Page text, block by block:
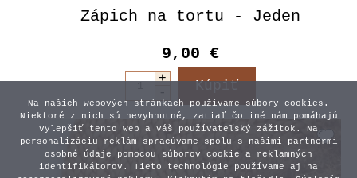
Zápich na tortu - Jeden
9,00 €
Na našich webových stránkach používame súbory cookies.
Niektoré z nich sú nevyhnutné, zatiaľ čo iné nám pomáhajú
vylepšiť tento web a váš používateľský zážitok. Na
personalizáciu reklám spracúvame spolu s našimi partnermi
osobné údaje pomocou súborov cookie a reklamných
identifikátorov. Tieto technológie používame aj na